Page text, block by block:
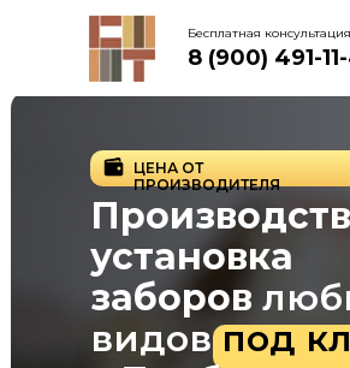
Бесплатная консультация
8 (900) 491-
установка
заборов
видовпод
ЦЕНА ОТ
ПРОИЗВОДИТЕЛЯ